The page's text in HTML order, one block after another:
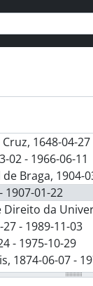
1648-04-
02 - 1966-06-11
Braga, 1904-
1907-01-22
da
- 1989-11-03
- 1975-10-29
1874-06-07 -
[?] - 1974-06-